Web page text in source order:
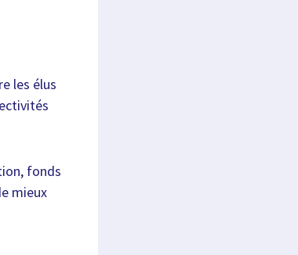
les élus
fonds
mieux